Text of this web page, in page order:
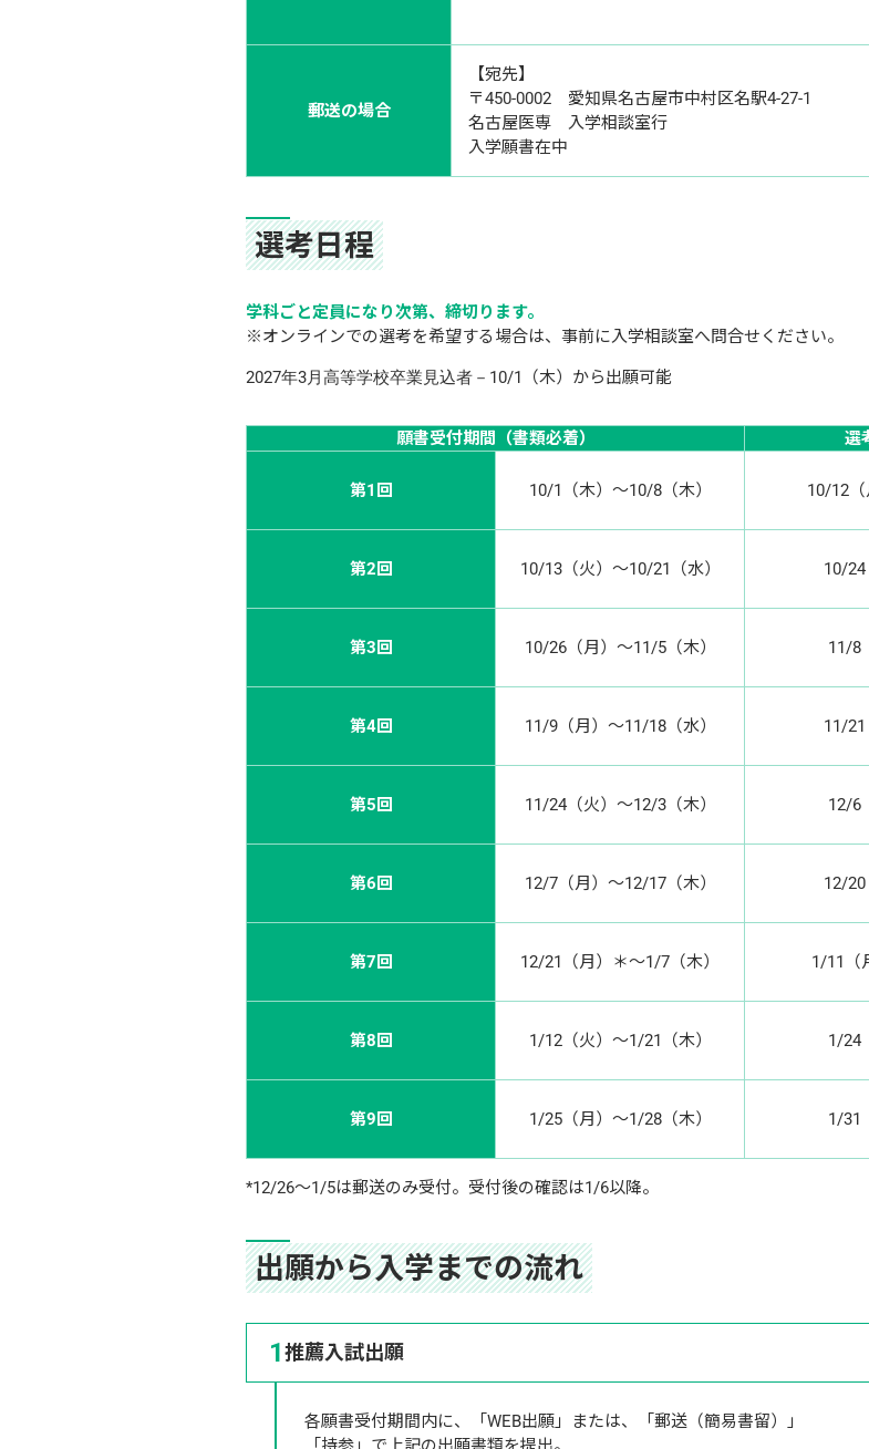
郵送の場合
【宛先】
〒450-0002　愛知県名古屋市中村区名駅4-27-1
名古屋医専　入学相談室行
入学願書在中
選考日程
学科ごと定員になり次第、締切ります。
※オンラインでの選考を希望する場合は、事前に入学相談室へ問合せください。
2027年3月高等学校卒業見込者－ 10/1（木）から出願可能
願書受付期間（書類必着） 選
第1回 10/1（木）～10/8（木） 10/12（
第2回 10/13（火）～10/21（水） 10/24
第3回 10/26（月）～11/5（木） 11/8
第4回 11/9（月）～11/18（水） 11/21
第5回 11/24（火）～12/3（木） 12/6
第6回 12/7（月）～12/17（木） 12/20
第7回 12/21（月）＊～1/7（木） 1/11（
第8回 1/12（火）～1/21（木） 1/24
第9回 1/25（月）～1/28（木） 1/31
*12/26～1/5は郵送のみ受付。受付後の確認は1/6以降。
出願から入学までの流れ
1推薦入試出願
各願書受付期間内に、「WEB出願」または、「郵送（簡易書留）」